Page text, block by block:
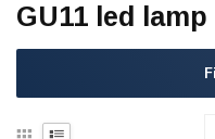
GU11 led lamp